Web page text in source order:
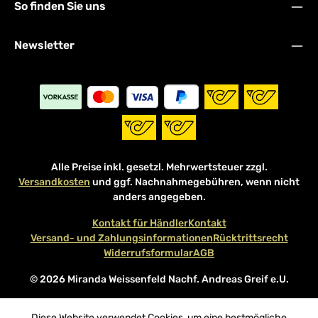
So finden Sie uns
Newsletter
Alle Preise inkl. gesetzl. Mehrwertsteuer zzgl.
Versandkosten und ggf. Nachnahmegebühren, wenn nicht
anders angegeben.
© 2026 Miranda Weissenfeld Nachf. Andreas Greif e.U.
Kontakt für HändlerKontakt
Versand- und ZahlungsinformationenRücktrittsrecht
WiderrufsformularAGB